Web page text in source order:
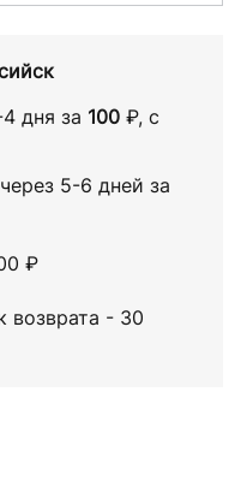
дня за 100 ₽, с
5-6 дней за
₽
возврата - 30